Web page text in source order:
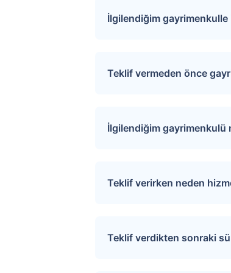
İlgilendiğim
Teklif vermeden önce
İlgilendiğim gayrimenkulü
Verdiğiniz teklif satıcı
Teklif verirken neden
Teklif verdikten sonraki